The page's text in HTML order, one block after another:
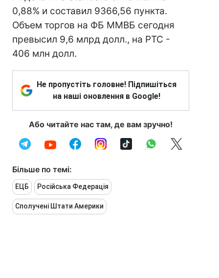
0,88% и составил 9366,56 пункта.
Объем торгов на ФБ ММВБ сегодня
превысил 9,6 млрд долл., на РТС -
406 млн долл.
Не пропустіть головне! Підпишіться
на наші оновлення в Google!
Або читайте нас там, де вам зручно!
Більше по темі:
ЕЦБ Російська Федерація
Сполучені Штати Америки